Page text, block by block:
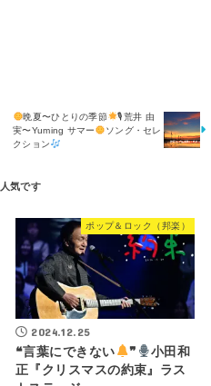
晩夏〜ひとりの季節
🎙荒井 由
実〜Yuming サマー
ソング・セレ
クション
ポップ＆ロック（邦楽）
2024.12.25
❝言葉にできない
❞
小田和
正『クリスマスの約束』ラス